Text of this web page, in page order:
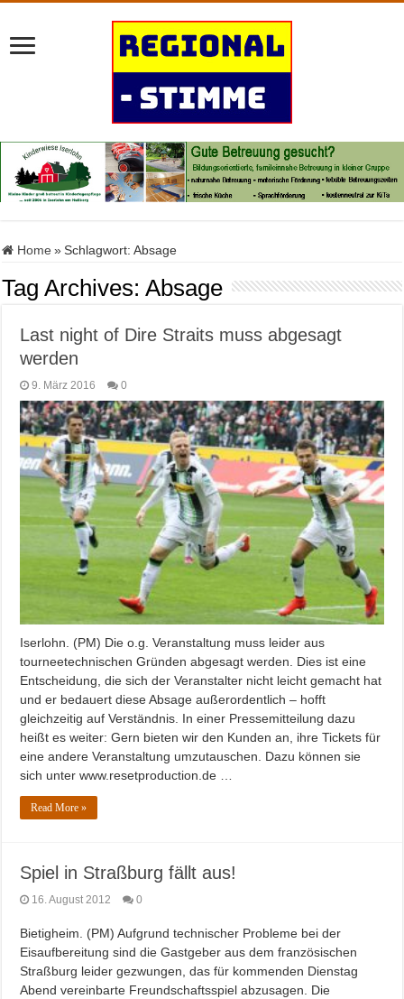
Home » Schlagwort:Absage
Tag Archives:Absage
Last night of Dire Straits muss abgesagt
werden
9. März 2016 0
Iserlohn. (PM) Die o.g. Veranstaltung muss leider aus
tourneetechnischen Gründen abgesagt werden. Dies ist eine
Entscheidung, die sich der Veranstalter nicht leicht gemacht hat
und er bedauert diese Absage außerordentlich – hofft
gleichzeitig auf Verständnis. In einer Pressemitteilung dazu
heißt es weiter: Gern bieten wir den Kunden an, ihre Tickets für
eine andere Veranstaltung umzutauschen. Dazu können sie
sich unter www.resetproduction.de …
Read More »
Spiel in Straßburg fällt aus!
16. August 2012 0
Bietigheim. (PM) Aufgrund technischer Probleme bei der
Eisaufbereitung sind die Gastgeber aus dem französischen
Straßburg leider gezwungen, das für kommenden Dienstag
Abend vereinbarte Freundschaftsspiel abzusagen. Die